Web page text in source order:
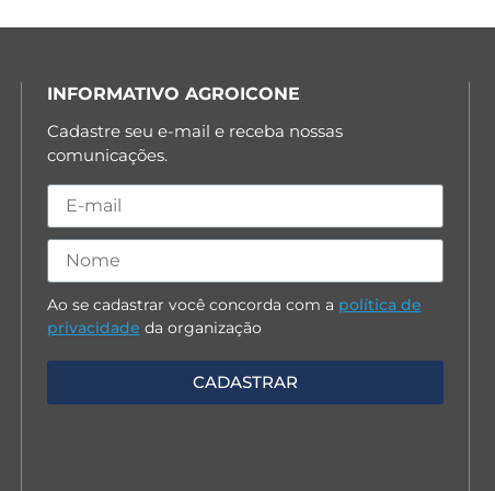
INFORMATIVO AGROICONE
Cadastre seu e-mail e receba nossas
comunicações.
Ao se cadastrar você concorda com a política de
privacidade da organização